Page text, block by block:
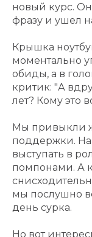
новый курс. Он
фразу и ушел
Крышка
моментально
обиды, а в
критик: "А
лет? Кому это
Мы привыкли
поддержки.
выступать в
помпонами. А
мы послушно
день сурка.
Но вот